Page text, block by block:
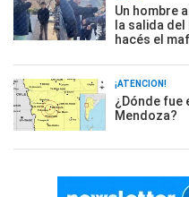
Un hombre
la salida
hacés el
¡ATENCIÓN!
¿Dónde fue
Mendoza?